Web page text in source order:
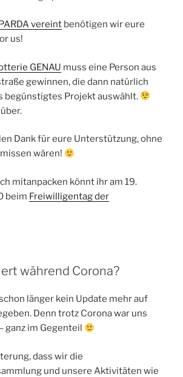
vereint benötigen wir eure
us!
GENAU muss eine Person aus
gewinnen, die dann natürlich
begünstigtes Projekt auswählt.
Dank für eure Unterstützung, ohne
wären!
mitanpacken könnt ihr am 19.
beim Freiwilligentag der
während Corona?
länger kein Update mehr auf
Denn trotz Corona war uns
ganz im Gegenteil
dass wir die
und unsere Aktivitäten wie